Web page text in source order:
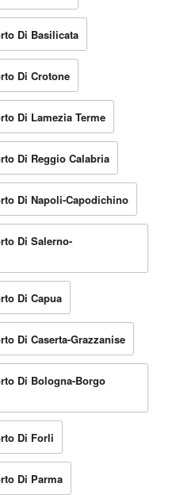
Di Basilicata
Di Crotone
Di Lamezia Terme
Di Reggio Calabria
Di Napoli-Capodichino
Di Salerno-
Di Capua
Di Caserta-Grazzanise
Di Bologna-Borgo
Di Forli
Di Parma